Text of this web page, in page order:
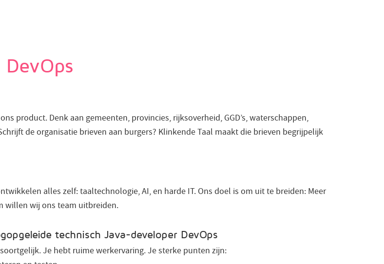
product. Denk aan gemeenten, provincies, rijksoverheid, GGD’s, waterschappen,
de organisatie brieven aan burgers? Klinkende Taal maakt die brieven begrijpelijk
alles zelf: taaltechnologie, AI, en harde IT. Ons doel is om uit te breiden: Meer
willen wij ons team uitbreiden.
technisch Java-developer DevOps
Je hebt ruime werkervaring. Je sterke punten zijn: